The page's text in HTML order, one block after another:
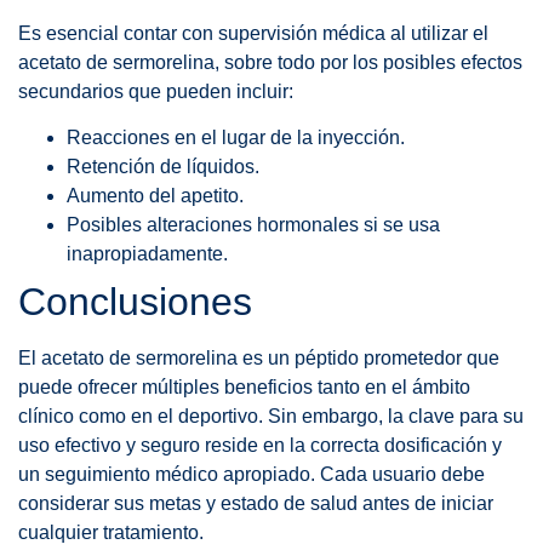
Es esencial contar con supervisión médica al utilizar el
acetato de sermorelina, sobre todo por los posibles efectos
secundarios que pueden incluir:
Reacciones en el lugar de la inyección.
Retención de líquidos.
Aumento del apetito.
Posibles alteraciones hormonales si se usa
inapropiadamente.
Conclusiones
El acetato de sermorelina es un péptido prometedor que
puede ofrecer múltiples beneficios tanto en el ámbito
clínico como en el deportivo. Sin embargo, la clave para su
uso efectivo y seguro reside en la correcta dosificación y
un seguimiento médico apropiado. Cada usuario debe
considerar sus metas y estado de salud antes de iniciar
cualquier tratamiento.